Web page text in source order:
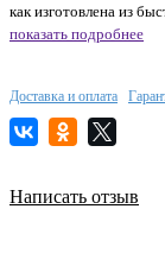
как изготовлена из
показать подробнее
Доставка и оплата
Написать отзыв